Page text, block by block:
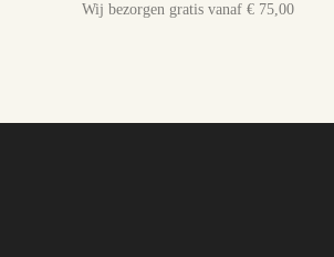
Wij bezorgen gratis vanaf € 75,00